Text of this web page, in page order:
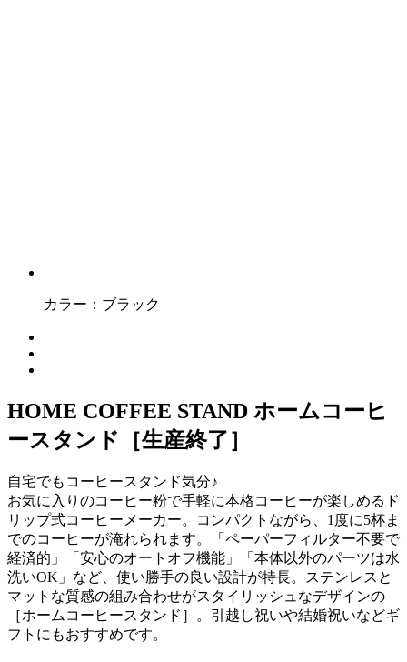
カラー： ブラック
HOME COFFEE STAND ホームコーヒ
ースタンド［生産終了］
自宅でもコーヒースタンド気分♪
お気に入りのコーヒー粉で手軽に本格コーヒーが楽しめるド
リップ式コーヒーメーカー。コンパクトながら、1度に5杯ま
でのコーヒーが淹れられます。「ペーパーフィルター不要で
経済的」「安心のオートオフ機能」「本体以外のパーツは水
洗いOK」など、使い勝手の良い設計が特長。ステンレスと
マットな質感の組み合わせがスタイリッシュなデザインの
［ホームコーヒースタンド］。引越し祝いや結婚祝いなどギ
フトにもおすすめです。